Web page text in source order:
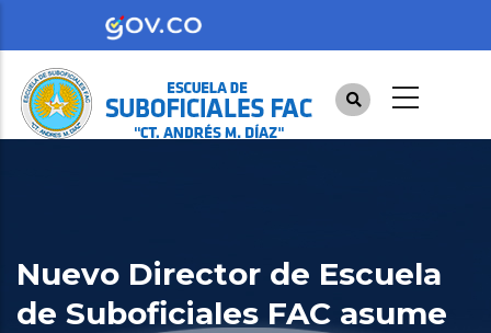
contenido
principal
Nuevo Director de Escuela
de Suboficiales FAC asume